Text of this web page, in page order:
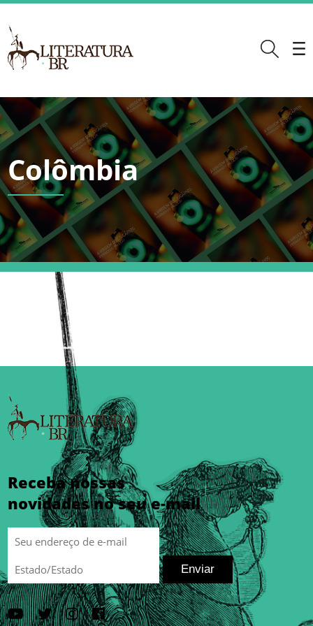
Colômbia
Receba nossas
novidades no seu e-mail
Enviar